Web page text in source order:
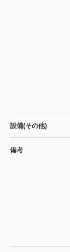
設備(その他)
備考